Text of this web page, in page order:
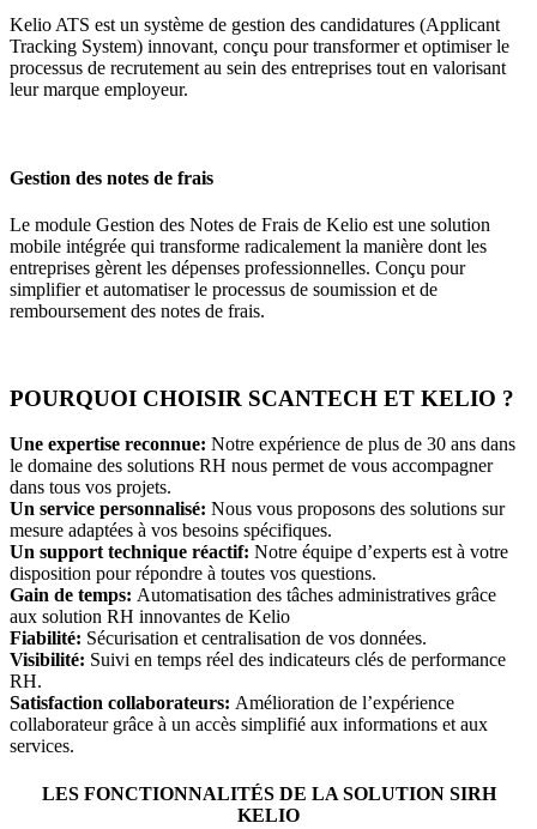
Kelio ATS est un système de gestion des candidatures (Applicant
Tracking System) innovant, conçu pour transformer et optimiser le
processus de recrutement au sein des entreprises tout en valorisant
leur marque employeur.
Gestion des notes de frais
Le module Gestion des Notes de Frais de Kelio est une solution
mobile intégrée qui transforme radicalement la manière dont les
entreprises gèrent les dépenses professionnelles. Conçu pour
simplifier et automatiser le processus de soumission et de
remboursement des notes de frais.
POURQUOI CHOISIR SCANTECH ET KELIO ?
Une expertise reconnue: Notre expérience de plus de 30 ans dans
le domaine des solutions RH nous permet de vous accompagner
dans tous vos projets.
Un service personnalisé: Nous vous proposons des solutions sur
mesure adaptées à vos besoins spécifiques.
Un support technique réactif: Notre équipe d’experts est à votre
disposition pour répondre à toutes vos questions.
Gain de temps: Automatisation des tâches administratives grâce
aux solution RH innovantes de Kelio
Fiabilité: Sécurisation et centralisation de vos données.
Visibilité: Suivi en temps réel des indicateurs clés de performance
RH.
Satisfaction collaborateurs: Amélioration de l’expérience
collaborateur grâce à un accès simplifié aux informations et aux
services.
LES FONCTIONNALITÉS DE LA SOLUTION SIRH
KELIO